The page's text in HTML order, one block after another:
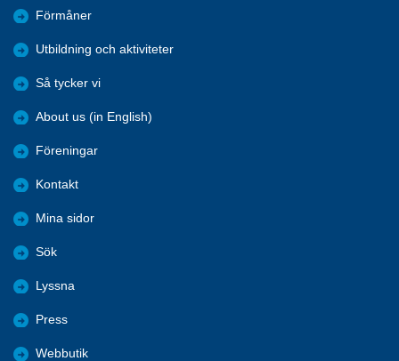
Förmåner
Utbildning och aktiviteter
Så tycker vi
About us (in English)
Föreningar
Kontakt
Mina sidor
Sök
Lyssna
Press
Webbutik